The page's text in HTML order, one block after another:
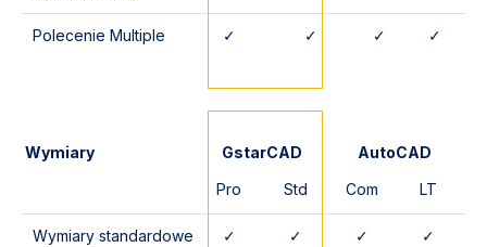
Polecenie Multiple ✓ ✓ ✓ ✓
Wymiary GstarCAD
AutoCAD
Pro
Std Com LT
Wymiary standardowe ✓ ✓ ✓ ✓